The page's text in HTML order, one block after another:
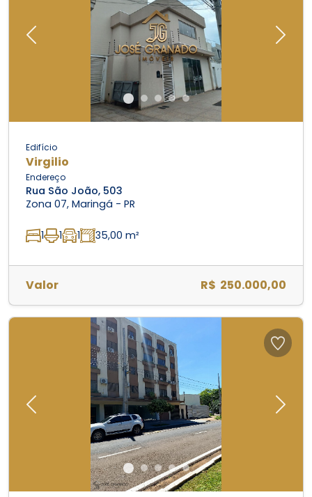
Previous Next
Edifício
Virgilio
Endereço
Rua São João, 503
Zona 07, Maringá - PR
1 1 1 35,00 m²
Valor R$ 250.000,00
Previous Next